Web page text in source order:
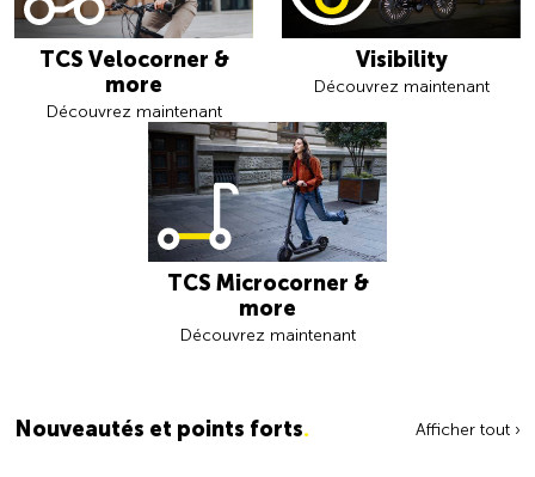
TCS Velocorner &
more
Découvrez maintenant
Visibility
Découvrez maintenant
TCS Microcorner &
more
Découvrez maintenant
Nouveautés et points forts. Afficher tout ›